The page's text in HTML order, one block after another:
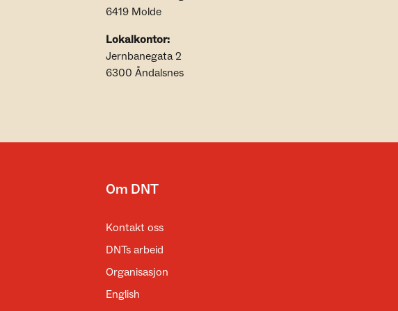
6419 Molde
Lokalkontor:
Jernbanegata 2
6300 Åndalsnes
Om DNT
Kontakt oss
DNTs arbeid
Organisasjon
English